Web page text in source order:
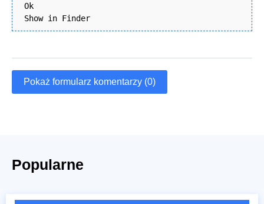
Ok
Show in Finder
Pokaż formularz komentarzy (0)
Popularne